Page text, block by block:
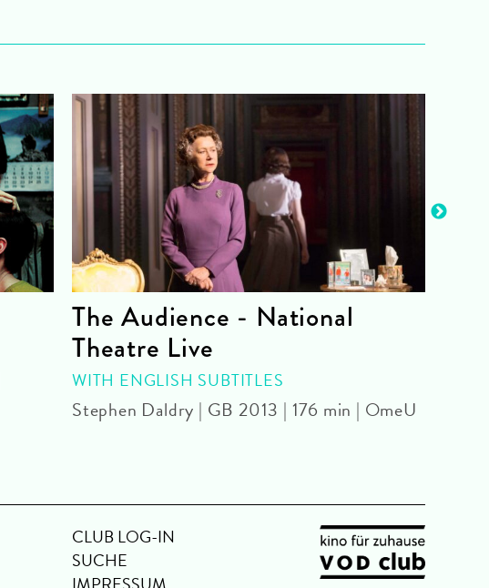
The Audience - National
Theatre Live
WITH ENGLISH SUBTITLES
Stephen Daldry | GB 2013 | 176 min | OmeU
CLUB LOG-IN
SUCHE